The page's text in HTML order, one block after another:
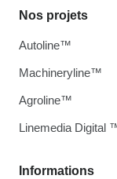
Informations
Nos projets
Autoline™
Machineryline™
Agroline™
Linemedia Digital